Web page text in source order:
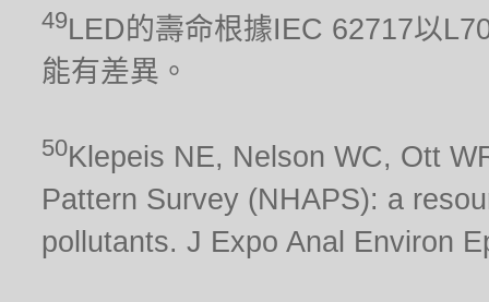
49LED的壽命根據IEC 62717以
能有差異。
50Klepeis NE, Nelson WC, Ott
Pattern Survey (NHAPS): a
pollutants. J Expo Anal Environ